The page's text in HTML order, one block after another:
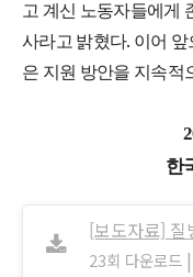
고 계신 노동자들에게
사라고 밝혔다. 이어 앞
은 지원 방안을 지속적
한
[보도자료]
23회 다운로드 |